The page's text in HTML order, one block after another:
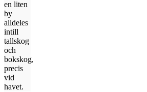
en liten
by
alldeles
intill
tallskog
och
bokskog,
precis
vid
havet.